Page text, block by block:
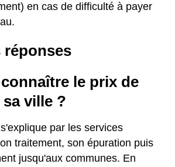
en cas de difficulté à payer
réponses
le prix de
sa ville ?
par les services
traitement, son épuration puis
jusqu'aux communes. En